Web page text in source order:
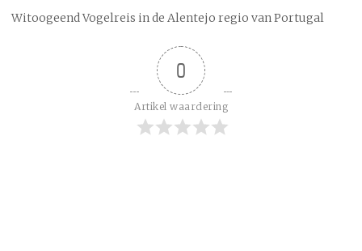
Witoogeend Vogelreis in de Alentejo regio van Portugal
0
Artikel waardering